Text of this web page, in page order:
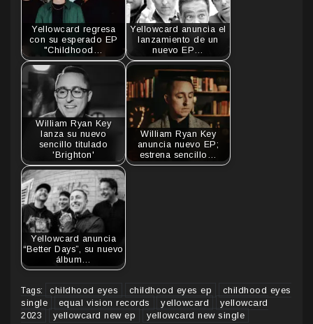
Yellowcard regresa
con su esperado EP
"Childhood…
Yellowcard anuncia el
lanzamiento de un
nuevo EP…
William Ryan Key
lanza su nuevo
sencillo titulado
'Brighton'
William Ryan Key
anuncia nuevo EP;
estrena sencillo…
Yellowcard anuncia
“Better Days”, su nuevo
álbum…
Tags: childhood eyes childhood eyes ep
childhood eyes
single
equal vision records yellowcard
yellowcard
2023
yellowcard new ep yellowcard new single